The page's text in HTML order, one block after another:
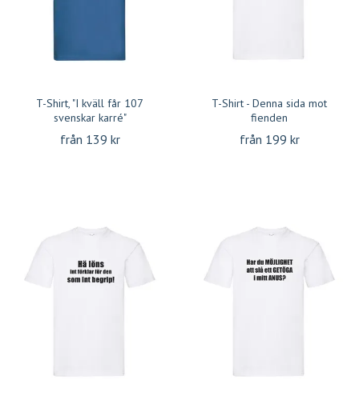
T-Shirt, "I kväll får 107
svenskar karré"
från 139 kr
T-Shirt - Denna sida mot
fienden
från 199 kr